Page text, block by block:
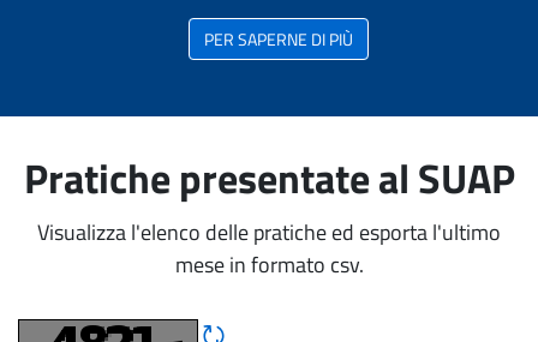
PER SAPERNE DI PIÙ
Pratiche presentate al SUAP
Visualizza l'elenco delle pratiche ed esporta l'ultimo
mese in formato csv.
Rigene CAPTCHA